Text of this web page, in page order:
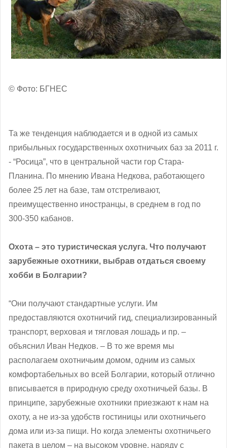
© Фото: БГНЕС
Та же тенденция наблюдается и в одной из самых
прибыльных государственных охотничьих баз за 2011 г.
- “Росица”, что в центральной части гор Стара-
Планина. По мнению Ивана Недкова, работающего
более 25 лет на базе, там отстреливают,
преимущественно иностранцы, в среднем в год по
300-350 кабанов.
Охота – это туристическая услуга. Что получают
зарубежные охотники, выбрав отдаться своему
хобби в Болгарии?
“Они получают стандартные услуги. Им
предоставляются охотничий гид, специализированный
транспорт, верховая и тягловая лошадь и пр. –
объяснил Иван Недков. – В то же время мы
располагаем охотничьим домом, одним из самых
комфортабельных во всей Болгарии, который отлично
вписывается в природную среду охотничьей базы. В
принципе, зарубежные охотники приезжают к нам на
охоту, а не из-за удобств гостиницы или охотничьего
дома или из-за пищи. Но когда элементы охотничьего
пакета в целом – на высоком уровне, наряду с